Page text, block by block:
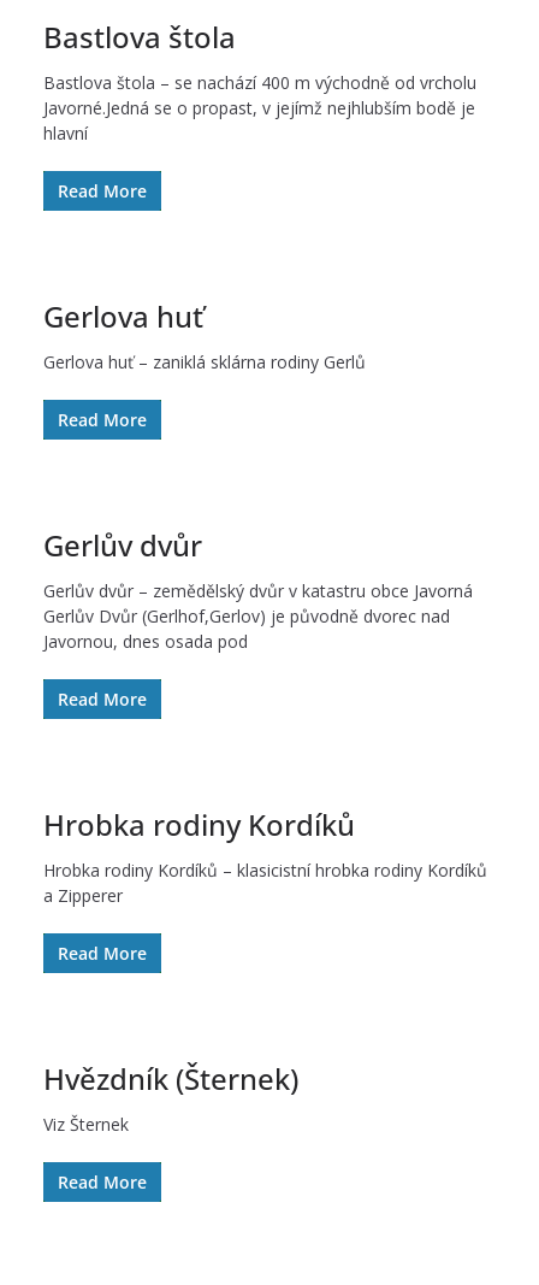
Bastlova štola
Bastlova štola – se nachází 400 m východně od vrcholu
Javorné.Jedná se o propast, v jejímž nejhlubším bodě je
hlavní
Read More
Gerlova huť
Gerlova huť – zaniklá sklárna rodiny Gerlů
Read More
Gerlův dvůr
Gerlův dvůr – zemědělský dvůr v katastru obce Javorná
Gerlův Dvůr (Gerlhof,Gerlov) je původně dvorec nad
Javornou, dnes osada pod
Read More
Hrobka rodiny Kordíků
Hrobka rodiny Kordíků – klasicistní hrobka rodiny Kordíků
a Zipperer
Read More
Hvězdník (Šternek)
Viz Šternek
Read More